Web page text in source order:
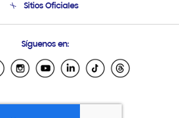
Condiciones de Compra
Soporte vía eMail
Sitios Oficiales
Samsung Ecuador
Samsung El Salvador
Samsung Honduras
Síguenos en: